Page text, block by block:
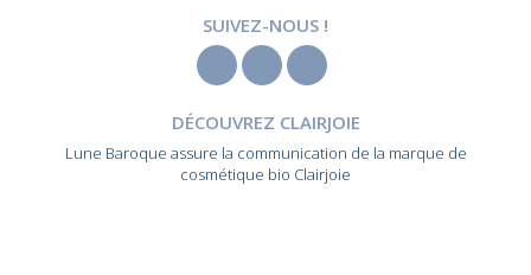
SUIVEZ-NOUS !
DÉCOUVREZ CLAIRJOIE
Lune Baroque assure la communication de la marque de
cosmétique bio Clairjoie